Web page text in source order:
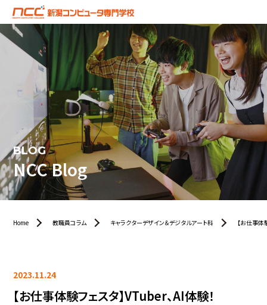
BLOG
NCC Blog
Home 教職員コラム キャラクターデザイン＆デジタルアート科 【お仕事体
2023.11.24
【お仕事体験フェスタ】VTuber、AI体験！